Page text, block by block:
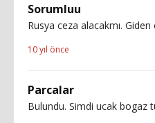
Sorumluu
Rusya ceza alacakmı.
10 yıl önce
Parcalar
Bulundu. Simdi ucak bogaz